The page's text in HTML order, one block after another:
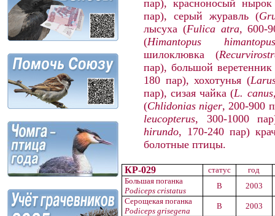
пар), красноносый
пар), серый журавль (
лысуха (Fulica atra, 600-
(Himantopus
himantopus
шилоклювка (
пар), большой
180 пар), хохотунья (
пар), сизая чайка (L.
(Chlidonias niger, 200-900
leucopterus, 300-1000 пар
hirundo, 170-240 пар)
болотные птицы.
КР-029 статус
год
Большая поганка
Podiceps cristatus
B
2003
Серощекая поганка
Podiceps grisegena
B
2003